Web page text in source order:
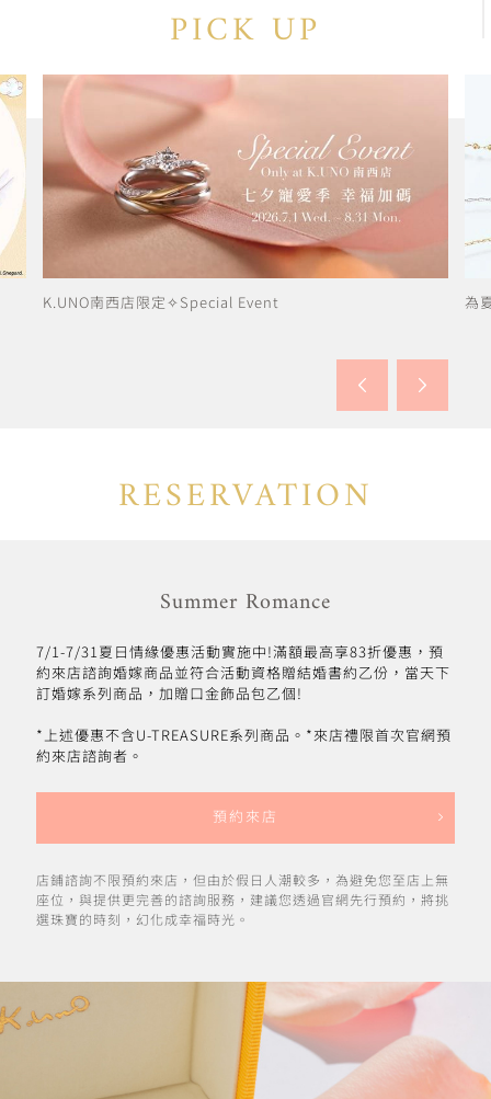
PICK UP
K.UNO南西店限定✧Special Event 為
RESERVATION
Summer Romance
7/1-7/31夏日情緣優惠活動實施中!滿額最高享83折優惠，預
約來店諮詢婚嫁商品並符合活動資格贈結婚書約乙份，當天下
訂婚嫁系列商品，加贈口金飾品包乙個!
*上述優惠不含U-TREASURE系列商品。*來店禮限首次官網預
約來店諮詢者。
預約來店
店鋪諮詢不限預約來店，但由於假日人潮較多，為避免您至店上無
座位，與提供更完善的諮詢服務，建議您透過官網先行預約，將挑
選珠寶的時刻，幻化成幸福時光。